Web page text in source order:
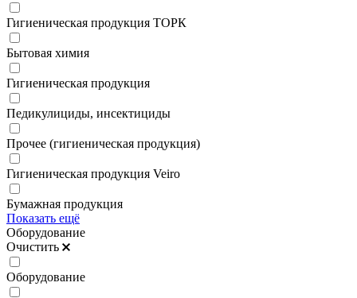
Гигиеническая продукция ТОРК
Бытовая химия
Гигиеническая продукция
Педикулициды, инсектициды
Прочее (гигиеническая продукция)
Гигиеническая продукция Veiro
Бумажная продукция
Показать ещё
Оборудование
Очистить
Оборудование